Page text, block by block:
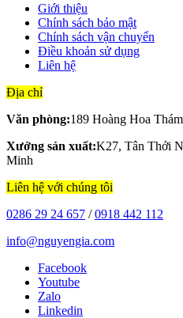
Giới thiệu
Chính sách bảo mật
Chính sách vận chuyển
Điều khoản sử dụng
Liên hệ
Địa chỉ
Văn phòng:189 Hoàng Hoa
Xưởng sản xuất:K27, Tân Thới
Minh
Liên hệ với chúng tôi
0286 29 24 657 /0918 442 112
info@nguyengia.com
Facebook
Youtube
Zalo
Linkedin